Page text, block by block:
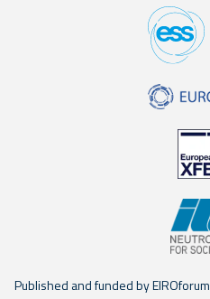
Published and funded by EIROforum